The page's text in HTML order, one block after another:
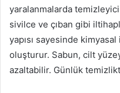
yaralanmalarda
sivilce ve çıban gibi
yapısı sayesinde
oluşturur. Sabun, cilt
azaltabilir. Günlük